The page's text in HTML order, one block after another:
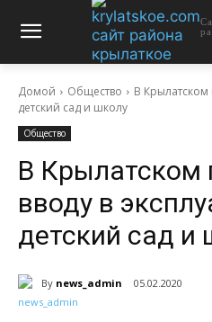
Домой Общество
В Крылатском
детский сад и школу
Общество
В Крылатском
вводу в
детский сад и
By news_admin 05.02.2020